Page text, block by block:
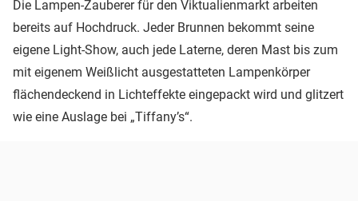
Die Lampen-Zauberer für den Viktualienmarkt arbeiten
bereits auf Hochdruck. Jeder Brunnen bekommt seine
eigene Light-Show, auch jede Laterne, deren Mast bis zum
mit eigenem Weißlicht ausgestatteten Lampenkörper
flächendeckend in Lichteffekte eingepackt wird und glitzert
wie eine Auslage bei „Tiffany’s“.